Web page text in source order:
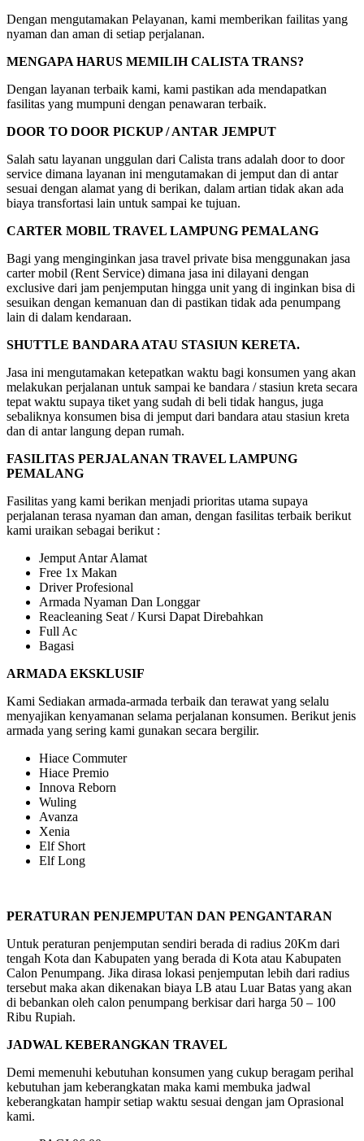
Dengan mengutamakan Pelayanan, kami memberikan failitas yang
nyaman dan aman di setiap perjalanan.
MENGAPA HARUS MEMILIH CALISTA TRANS?
Dengan layanan terbaik kami, kami pastikan ada mendapatkan
fasilitas yang mumpuni dengan penawaran terbaik.
DOOR TO DOOR PICKUP / ANTAR JEMPUT
Salah satu layanan unggulan dari Calista trans adalah door to door
service dimana layanan ini mengutamakan di jemput dan di antar
sesuai dengan alamat yang di berikan, dalam artian tidak akan ada
biaya transfortasi lain untuk sampai ke tujuan.
CARTER MOBIL TRAVEL LAMPUNG PEMALANG
Bagi yang menginginkan jasa travel private bisa menggunakan jasa
carter mobil (Rent Service) dimana jasa ini dilayani dengan
exclusive dari jam penjemputan hingga unit yang di inginkan bisa di
sesuikan dengan kemanuan dan di pastikan tidak ada penumpang
lain di dalam kendaraan.
SHUTTLE BANDARA ATAU STASIUN KERETA.
Jasa ini mengutamakan ketepatkan waktu bagi konsumen yang akan
melakukan perjalanan untuk sampai ke bandara / stasiun kreta secara
tepat waktu supaya tiket yang sudah di beli tidak hangus, juga
sebaliknya konsumen bisa di jemput dari bandara atau stasiun kreta
dan di antar langung depan rumah.
FASILITAS PERJALANAN TRAVEL LAMPUNG
PEMALANG
Fasilitas yang kami berikan menjadi prioritas utama supaya
perjalanan terasa nyaman dan aman, dengan fasilitas terbaik berikut
kami uraikan sebagai berikut :
Jemput Antar Alamat
Free 1x Makan
Driver Profesional
Armada Nyaman Dan Longgar
Reacleaning Seat / Kursi Dapat Direbahkan
Full Ac
Bagasi
ARMADA EKSKLUSIF
Kami Sediakan armada-armada terbaik dan terawat yang selalu
menyajikan kenyamanan selama perjalanan konsumen. Berikut jenis
armada yang sering kami gunakan secara bergilir.
Hiace Commuter
Hiace Premio
Innova Reborn
Wuling
Avanza
Xenia
Elf Short
Elf Long
PERATURAN PENJEMPUTAN DAN PENGANTARAN
Untuk peraturan penjemputan sendiri berada di radius 20Km dari
tengah Kota dan Kabupaten yang berada di Kota atau Kabupaten
Calon Penumpang. Jika dirasa lokasi penjemputan lebih dari radius
tersebut maka akan dikenakan biaya LB atau Luar Batas yang akan
di bebankan oleh calon penumpang berkisar dari harga 50 – 100
Ribu Rupiah.
JADWAL KEBERANGKAN TRAVEL
Demi memenuhi kebutuhan konsumen yang cukup beragam perihal
kebutuhan jam keberangkatan maka kami membuka jadwal
keberangkatan hampir setiap waktu sesuai dengan jam Oprasional
kami.